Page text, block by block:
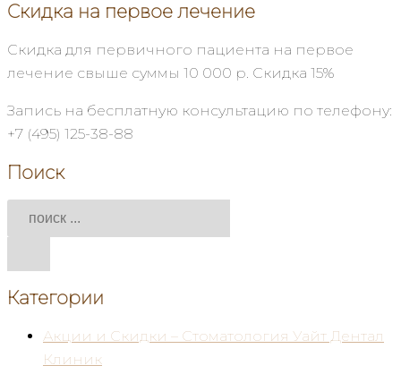
Скидка на первое лечение
Скидка для первичного пациента на первое
лечение свыше суммы 10 000 р. Скидка 15%
Запись на бесплатную консультацию по телефону:
+7 (495) 125-38-88
Поиск
Категории
Акции и Скидки – Стоматология Уайт Дентал
Клиник